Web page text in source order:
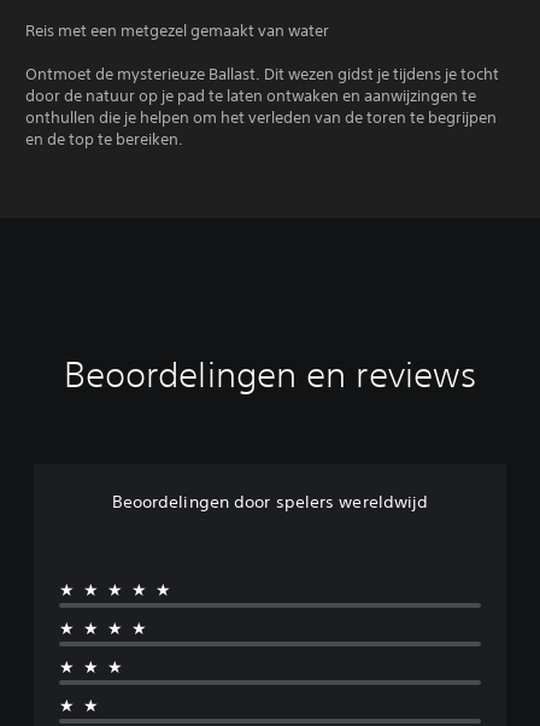
Reis met een metgezel gemaakt van water
Ontmoet de mysterieuze Ballast. Dit wezen gidst je tijdens je tocht
door de natuur op je pad te laten ontwaken en aanwijzingen te
onthullen die je helpen om het verleden van de toren te begrijpen
en de top te bereiken.
Beoordelingen en reviews
Beoordelingen door spelers wereldwijd
★★★★★
★★★★
★★★
★★